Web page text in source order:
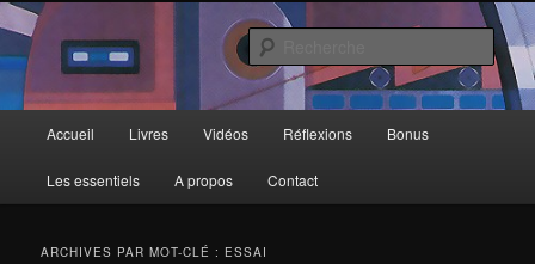
Aller
au
contenu
principal
Aller
au
contenu
secondaire
Deux-Esprits
principal
Accueil Livres Vidéos Réflexions Bonus
Les essentiels A propos Contact
ARCHIVES PAR MOT-CLÉ : ESSAI